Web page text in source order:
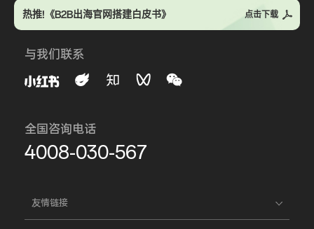
热推!《B2B出海官网搭建白皮书》 点击下载
与我们联系
全国咨询电话
4008-030-567
友情链接